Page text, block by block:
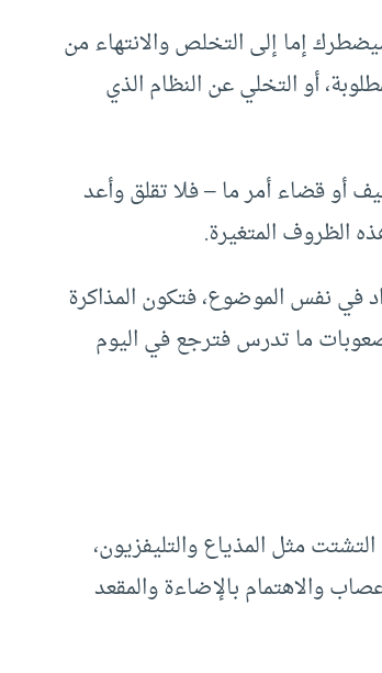
إما إلى التخلص والانتهاء من
أو التخلي عن النظام الذي
أو قضاء أمر ما – فلا تقلق وأعد
الظروف المتغيرة.
في نفس الموضوع، فتكون المذاكرة
ما تدرس فترجع في اليوم
مثل المذياع والتليفزيون،
والاهتمام بالإضاءة والمقعد